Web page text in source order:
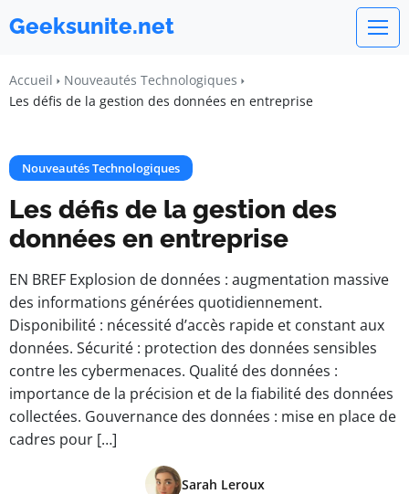
Geeksunite.net
Accueil
Nouveautés Technologiques
Les défis de la gestion des données en entreprise
Nouveautés Technologiques
Les défis de la gestion des
données en entreprise
EN BREF Explosion de données : augmentation massive
des informations générées quotidiennement.
Disponibilité : nécessité d’accès rapide et constant aux
données. Sécurité : protection des données sensibles
contre les cybermenaces. Qualité des données :
importance de la précision et de la fiabilité des données
collectées. Gouvernance des données : mise en place de
cadres pour […]
Sarah Leroux